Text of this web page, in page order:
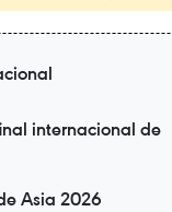
internacional de
Asia 2026